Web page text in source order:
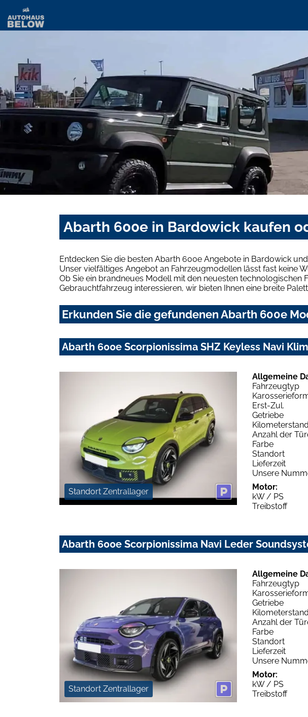
Abarth 600e in Bardowick kaufen
Entdecken Sie die besten Abarth 600e Angebote in Bardowick
Unser vielfältiges Angebot an Fahrzeugmodellen lässt fast keine
Ob Sie ein brandneues Modell mit den neuesten
Gebrauchtfahrzeug interessieren, wir bieten Ihnen eine breite
Erkunden Sie die gefundenen Abarth 600e
Abarth 600e Scorpionissima SHZ Keyless Navi
Standort Zentrallager
Allgemeine
Fahrzeugtyp
Erst-Zul.
Getriebe
Kilometerstand
Anzahl der
Farbe
Standort
Lieferzeit
Unsere
Motor:
kW / PS
Treibstoff
Abarth 600e Scorpionissima Navi Leder
Standort Zentrallager
Allgemeine
Fahrzeugtyp
Getriebe
Kilometerstand
Anzahl der
Farbe
Standort
Lieferzeit
Unsere
Motor:
kW / PS
Treibstoff